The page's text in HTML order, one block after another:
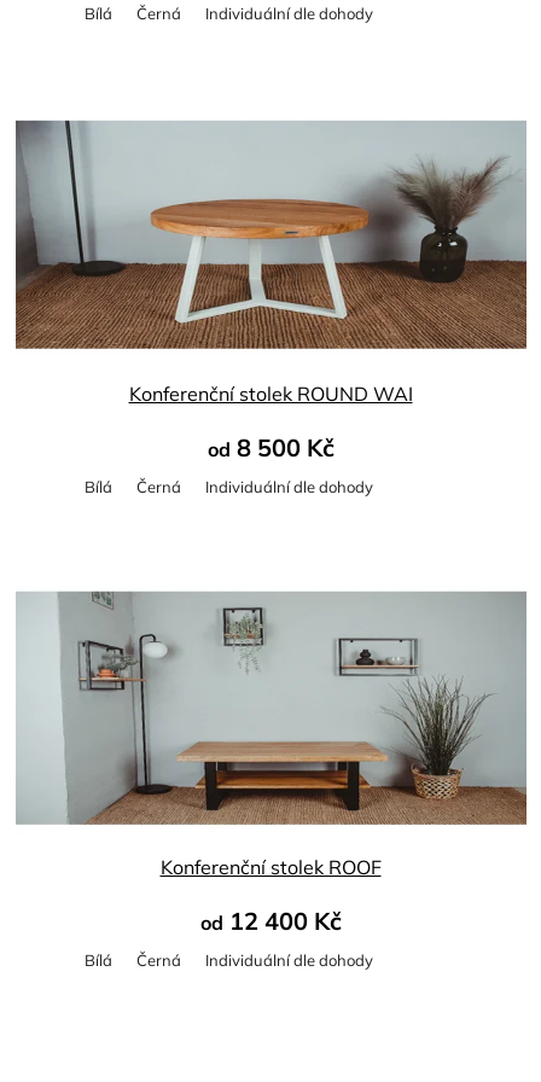
Bílá Černá Individuální dle dohody
Konferenční stolek ROUND WAI
od 8 500 Kč
Bílá Černá Individuální dle dohody
Konferenční stolek ROOF
od 12 400 Kč
Bílá Černá Individuální dle dohody